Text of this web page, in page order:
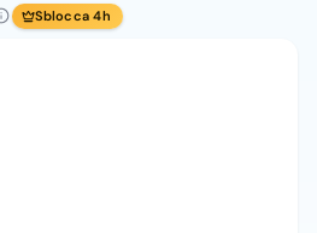
Sblocca 4h